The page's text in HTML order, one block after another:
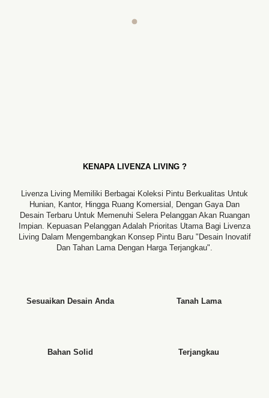
KENAPA LIVENZA LIVING ?
Livenza Living Memiliki Berbagai Koleksi Pintu Berkualitas Untuk
Hunian, Kantor, Hingga Ruang Komersial, Dengan Gaya Dan
Desain Terbaru Untuk Memenuhi Selera Pelanggan Akan Ruangan
Impian. Kepuasan Pelanggan Adalah Prioritas Utama Bagi Livenza
Living Dalam Mengembangkan Konsep Pintu Baru "desain Inovatif
Dan Tahan Lama Dengan Harga Terjangkau".
Sesuaikan Desain Anda Tanah Lama
Bahan Solid Terjangkau